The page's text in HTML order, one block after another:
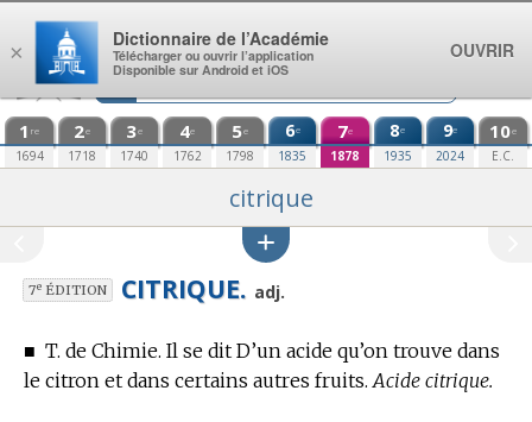
Aller au contenu
1 re
1694
2e
1718
3e
1740
4e
1762
5e
1798
6e
1835
7e
1878
8e
1935
9e
2024
10e
E.C.
citrique
7eÉDITION CITRIQUE. adj.
■ T. de Chimie. Il se dit D’un acide qu’on trouve dans
le citron et dans certains autres fruits. Acide citrique.
×
Dictionnaire de l’Académie
Télécharger ou ouvrir l’application
Disponible sur Android et iOS
OUVRIR